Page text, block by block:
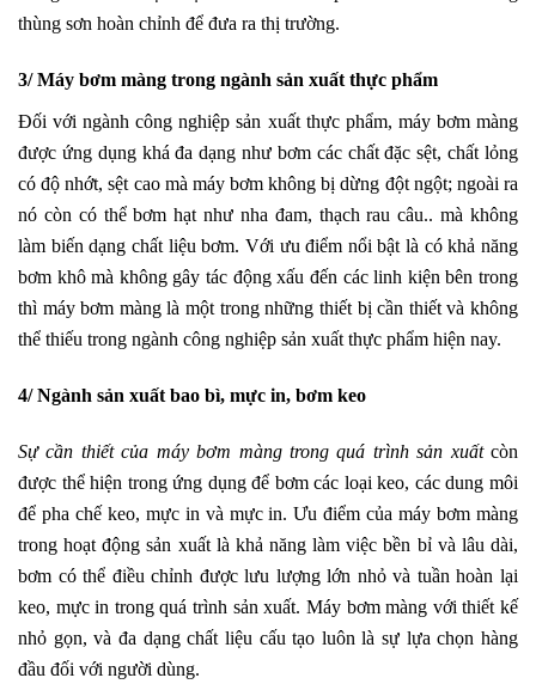
thùng sơn hoàn chỉnh để đưa ra thị trường.
3/ Máy bơm màng trong ngành sản xuất thực phẩm
Đối với ngànhcông nghiệp sản xuất thực phẩm, máy bơm màng
được ứng dụng khá đa dạng như bơm các chất đặc sệt, chất lỏng
có độ nhớt, sệt cao mà máy bơm không bị dừng đột ngột; ngoài ra
nó còn có thể bơm hạt như nha đam, thạch rau câu.. mà không
làm biến dạng chất liệu bơm. Với ưu điểm nổi bật là có khả năng
bơm khô mà không gây tác động xấu đến các linh kiện bên trong
thì máy bơm màng là một trong những thiết bị cần thiết và không
thể thiếu trong ngành công nghiệp sản xuất thực phẩm hiện nay.
4/ Ngành sản xuất bao bì, mực in, bơm keo
Sự cần thiết của máy bơm màng trong quá trình sản xuấtcòn
được thể hiện trong ứng dụng để bơm các loại keo, các dung môi
để pha chế keo, mực in và mực in. Ưu điểm của máy bơm màng
trong hoạt động sản xuất là khả năng làm việc bền bỉ và lâu dài,
bơm có thể điều chỉnh được lưu lượng lớn nhỏ và tuần hoàn lại
keo, mực in trong quá trình sản xuất. Máy bơm màng với thiết kế
nhỏ gọn, và đa dạng chất liệu cấu tạo luôn là sự lựa chọn hàng
đầu đối với người dùng.